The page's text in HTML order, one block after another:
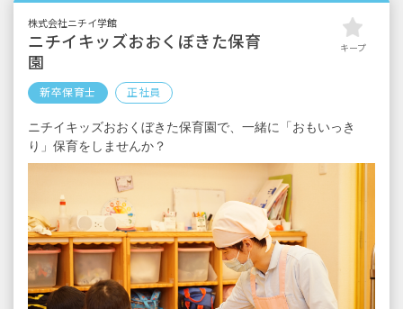
■賞与年3回（6月／12月／3月）2024年実績：
※経験・能力・会社業績によります
等の事情がある場合は支給額が0円になります
※試用期間3カ月／同条件
株式会社ニチイ学館
ニチイキッズおおくぼきた保育
園
新卒保育士 正社員
キープ
ニチイキッズおおくぼきた保育園で、一緒に「おもいっき
り」保育をしませんか？